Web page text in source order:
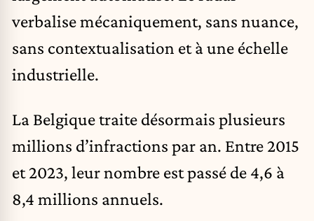
verbalise mécaniquement, sans nuance,
sans contextualisation et à une échelle
industrielle.
La Belgique traite désormais plusieurs
millions d’infractions par an. Entre 2015
et 2023, leur nombre est passé de 4,6 à
8,4 millions annuels.